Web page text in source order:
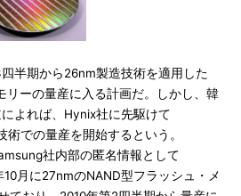
半期から26nm製造技術を適用した
リーの量産に入る計画だ。しかし、韓
よれば、Hynix社に先駆けて
での量産を開始するという。
社内部の匿名情報として
10月に27nmのNAND型フラッシュ・メ